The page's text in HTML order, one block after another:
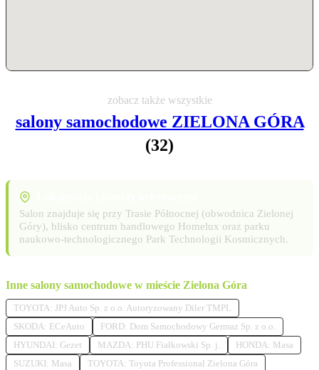
zobacz także wszystkie
salony samochodowe ZIELONA GÓRA
(32)
Salon znajduje się przy Trasie Północnej (obwodnica Zielonej
Góry), blisko centrum handlowego Homelux oraz parku
naukowo-technologicznego Park Technologii Kosmicznych.
Inne salony samochodowe w mieście Zielona Góra
TOYOTA: JPJ Auto Sp. z o.o. Autoryzowany Diler TMPL
SKODA: ECeAuto
FORD: Dom Samochodowy Germaz Sp. z o.o.
HYUNDAI: Gezet
MAZDA: PHU Fiałkowski Sp. j.
HONDA: Masa
SUZUKI: Masa
TOYOTA: Toyota Professional Zielona Góra